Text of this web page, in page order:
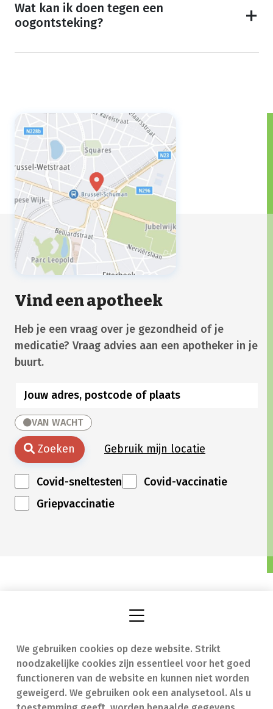
We gebruiken cookies op deze website. Strikt
noodzakelijke cookies zijn essentieel voor het goed
functioneren van de website en kunnen niet worden
geweigerd. We gebruiken ook een analysetool. Als u
Wat kan ik doen tegen een
oogontsteking?
Vind een apotheek
Heb je een vraag over je gezondheid of je
medicatie? Vraag advies aan een apotheker in je
buurt.
VAN WACHT
Zoeken Gebruik mijn locatie
Covid-sneltesten
Covid-vaccinatie
Griepvaccinatie
Vind een apotheek
Onze expertise
Ziekten
In geval van nood
Contact
Veelgestelde vragen